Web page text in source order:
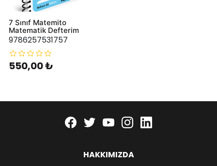
7 Sınıf Matemito
Matematik Defterim
9786257531757
550,00 ₺
Facebook
twitteryoutubeinstagram
HAKKIMIZDA